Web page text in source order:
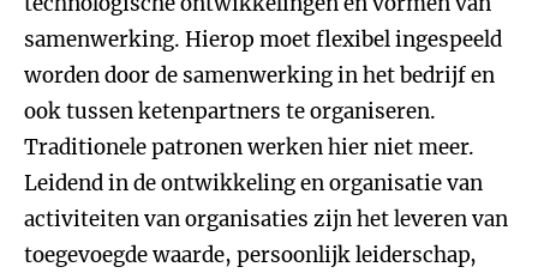
samenwerking. Hierop moet flexibel ingespeeld
worden door de samenwerking in het bedrijf en
ook tussen ketenpartners te organiseren.
Traditionele patronen werken hier niet meer.
Leidend in de ontwikkeling en organisatie van
activiteiten van organisaties zijn het leveren van
toegevoegde waarde, persoonlijk leiderschap,